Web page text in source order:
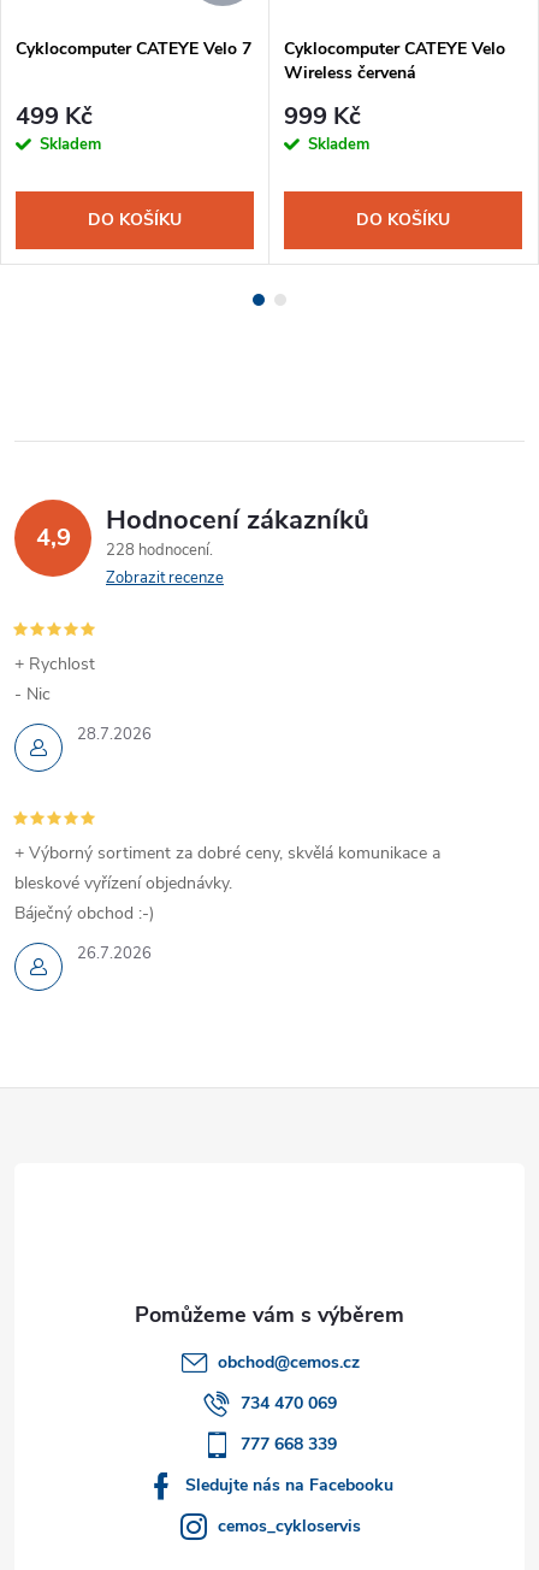
Cyklocomputer CATEYE Velo 7
499 Kč
Skladem
DO KOŠÍKU
Cyklocomputer CATEYE Velo
Wireless červená
999 Kč
Skladem
DO KOŠÍKU
4,9 Hodnocení zákazníků
228 hodnocení
Zobrazit recenze
28.7.2026
+ Rychlost
- Nic
26.7.2026
+ Výborný sortiment za dobré ceny, skvělá komunikace a
bleskové vyřízení objednávky.
Báječný obchod :-)
obchod@cemos.cz
734 470 069
777 668 339
Sledujte nás na Facebooku
cemos_cykloservis